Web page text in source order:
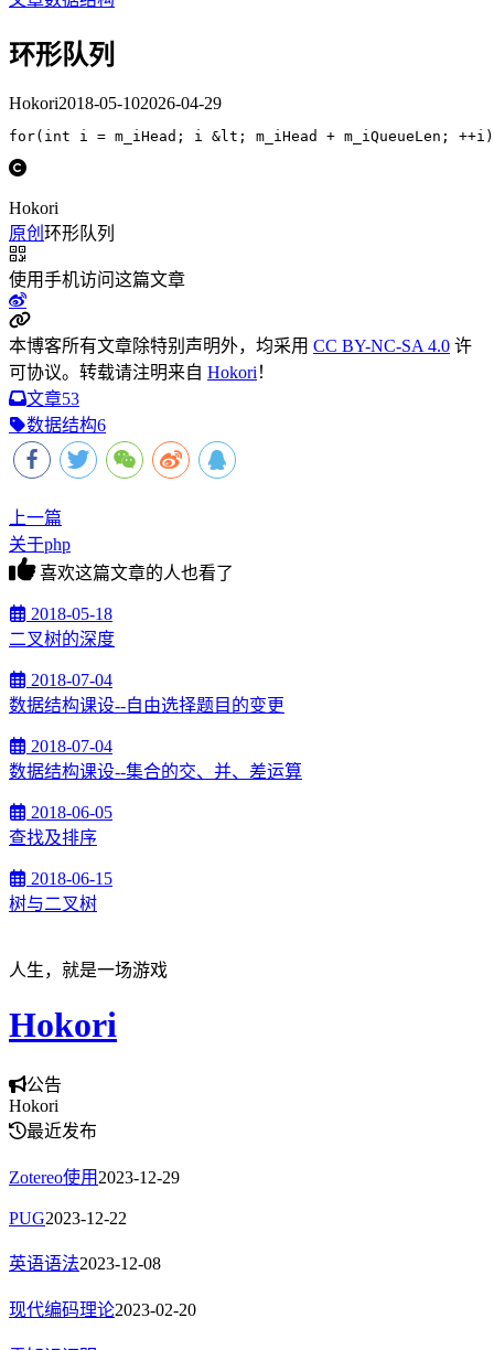
环形队列
Hokori2018-05-102026-04-29
Hokori
原创 环形队列
使用手机访问这篇文章
本博客所有文章除特别声明外，均采用 CC BY-NC-SA 4.0 许
可协议。转载请注明来自 Hokori ！
文章53
数据结构6
上一篇
关于php
喜欢这篇文章的人也看了
2018-05-18
二叉树的深度
2018-07-04
数据结构课设--自由选择题目的变更
2018-07-04
数据结构课设--集合的交、并、差运算
2018-06-05
查找及排序
2018-06-15
树与二叉树
人生，就是一场游戏
Hokori
公告
Hokori
最近发布
Zotereo使用 2023-12-29
PUG2023-12-22
英语语法2023-12-08
现代编码理论2023-02-20